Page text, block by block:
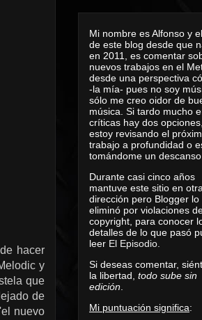
hacer
y
que
de
nuevo
Mi nombre es Alfonso y
de este blog desde que
en 2011, es comentar
nuevos trabajos en el
desde una perspectiva
-la mía- pues no soy
sólo me creo oidor de
música. Si tardo mucho
críticas hay dos
estoy revisando el
trabajo a profundidad o
tomándome un
Durante casi cinco años
mantuve este sitio en
dirección pero Blogger lo
eliminó por violaciones
copyright, para conocer
detalles de lo que pasó
leer El Episodio
Si deseas comentar,
la libertad, todo sube sin
edición
Mi puntuación significa: